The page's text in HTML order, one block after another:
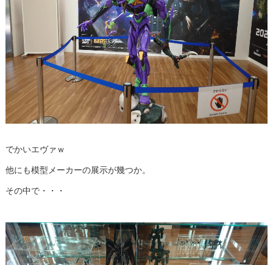
でかいエヴァｗ
他にも模型メーカーの展示が幾つか。
その中で・・・